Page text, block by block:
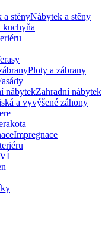
Nábytek a stěny
Ploty a zábrany
Zahradní nábytek
a vyvýšené záhony
Impregnace